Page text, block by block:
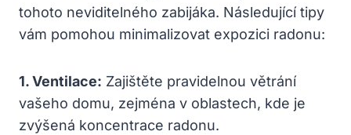
tohoto neviditelného zabijáka. Následující tipy
vám pomohou minimalizovat expozici radonu:
1. Ventilace: Zajištěte pravidelnou větrání
vašeho domu, zejména v oblastech, kde je
zvýšená koncentrace radonu.